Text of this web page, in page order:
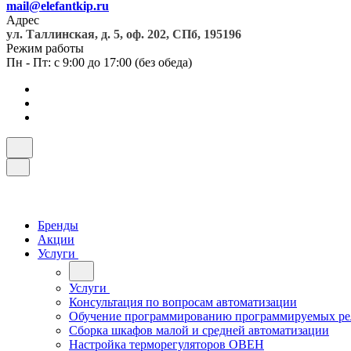
mail@elefantkip.ru
Адрес
ул. Таллинская, д. 5, оф. 202, СПб, 195196
Режим работы
Пн - Пт: с 9:00 до 17:00 (без обеда)
Бренды
Акции
Услуги
Услуги
Консультация по вопросам автоматизации
Обучение программированию программируемых
Сборка шкафов малой и средней автоматизации
Настройка терморегуляторов ОВЕН